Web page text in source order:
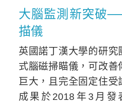
大腦監測新突破
描儀
英國諾丁漢大學的研究
式腦磁掃瞄儀，可改善
巨大，且完全固定住
成果於2018年3月發